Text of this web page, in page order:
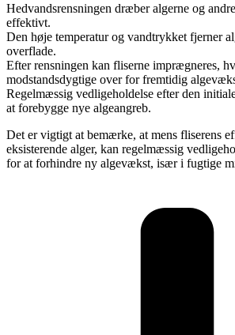
Hedvandsrensningen dræber algerne og
effektivt.
Den høje temperatur og vandtrykket fjerner
overflade.
Efter rensningen kan fliserne imprægneres,
modstandsdygtige over for fremtidig
Regelmæssig vedligeholdelse efter den
at forebygge nye algeangreb.
Det er vigtigt at bemærke, at mens fliserens
eksisterende alger, kan regelmæssig
for at forhindre ny algevækst, især i fugtige